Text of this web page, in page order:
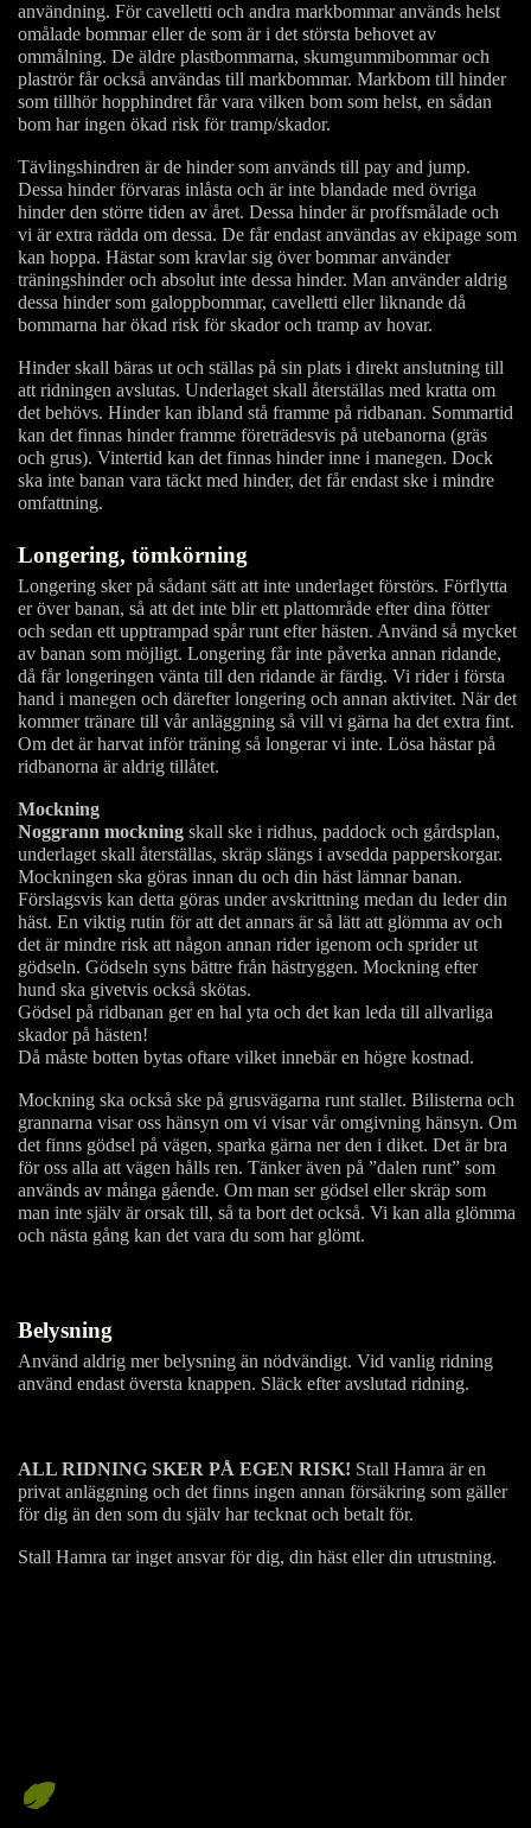
användning. För cavelletti och andra markbommar används helst
omålade bommar eller de som är i det största behovet av
ommålning. De äldre plastbommarna, skumgummibommar och
plaströr får också användas till markbommar. Markbom till hinder
som tillhör hopphindret får vara vilken bom som helst, en sådan
bom har ingen ökad risk för tramp/skador.
Tävlingshindren är de hinder som används till pay and jump.
Dessa hinder förvaras inlåsta och är inte blandade med övriga
hinder den större tiden av året. Dessa hinder är proffsmålade och
vi är extra rädda om dessa. De får endast användas av ekipage som
kan hoppa. Hästar som kravlar sig över bommar använder
träningshinder och absolut inte dessa hinder. Man använder aldrig
dessa hinder som galoppbommar, cavelletti eller liknande då
bommarna har ökad risk för skador och tramp av hovar.
Hinder skall bäras ut och ställas på sin plats i direkt anslutning till
att ridningen avslutas. Underlaget skall återställas med kratta om
det behövs. Hinder kan ibland stå framme på ridbanan. Sommartid
kan det finnas hinder framme företrädesvis på utebanorna (gräs
och grus). Vintertid kan det finnas hinder inne i manegen. Dock
ska inte banan vara täckt med hinder, det får endast ske i mindre
omfattning.
Longering, tömkörning
Longering sker på sådant sätt att inte underlaget förstörs. Förflytta
er över banan, så att det inte blir ett plattområde efter dina fötter
och sedan ett upptrampad spår runt efter hästen. Använd så mycket
av banan som möjligt. Longering får inte påverka annan ridande,
då får longeringen vänta till den ridande är färdig. Vi rider i första
hand i manegen och därefter longering och annan aktivitet. När det
kommer tränare till vår anläggning så vill vi gärna ha det extra fint.
Om det är harvat inför träning så longerar vi inte. Lösa hästar på
ridbanorna är aldrig tillåtet.
Mockning
Noggrann mockning skall ske i ridhus, paddock och gårdsplan,
underlaget skall återställas, skräp slängs i avsedda papperskorgar.
Mockningen ska göras innan du och din häst lämnar banan.
Förslagsvis kan detta göras under avskrittning medan du leder din
häst. En viktig rutin för att det annars är så lätt att glömma av och
det är mindre risk att någon annan rider igenom och sprider ut
gödseln. Gödseln syns bättre från hästryggen. Mockning efter
hund ska givetvis också skötas.
Gödsel på ridbanan ger en hal yta och det kan leda till allvarliga
skador på hästen!
Då måste botten bytas oftare vilket innebär en högre kostnad.
Mockning ska också ske på grusvägarna runt stallet. Bilisterna och
grannarna visar oss hänsyn om vi visar vår omgivning hänsyn. Om
det finns gödsel på vägen, sparka gärna ner den i diket. Det är bra
för oss alla att vägen hålls ren. Tänker även på ”dalen runt” som
används av många gående. Om man ser gödsel eller skräp som
man inte själv är orsak till, så ta bort det också. Vi kan alla glömma
och nästa gång kan det vara du som har glömt.
Belysning
Använd aldrig mer belysning än nödvändigt. Vid vanlig ridning
använd endast översta knappen. Släck efter avslutad ridning.
ALL RIDNING SKER PÅ EGEN RISK! Stall Hamra är en
privat anläggning och det finns ingen annan försäkring som gäller
för dig än den som du själv har tecknat och betalt för.
Stall Hamra tar inget ansvar för dig, din häst eller din utrustning.